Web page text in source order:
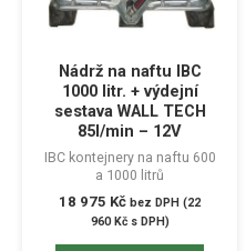
Nádrž na naftu IBC
1000 litr. + výdejní
sestava WALL TECH
85l/min – 12V
IBC kontejnery na naftu 600
a 1000 litrů
18 975 Kč bez DPH (22
960Kčs DPH)